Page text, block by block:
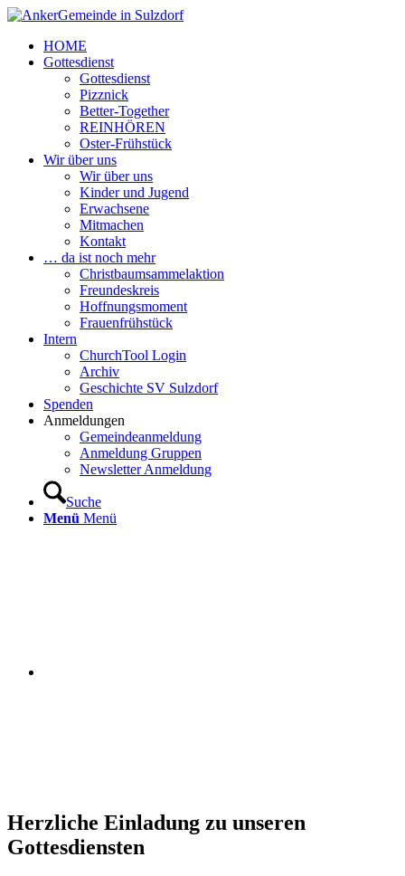
HOME
Gottesdienst
Gottesdienst
Pizznick
Better-Together
REINHÖREN
Oster-Frühstück
Wir über uns
Wir über uns
Kinder und Jugend
Erwachsene
Mitmachen
Kontakt
… da ist noch mehr
Christbaumsammelaktion
Freundeskreis
Hoffnungsmoment
Frauenfrühstück
Intern
ChurchTool Login
Archiv
Geschichte SV Sulzdorf
Spenden
Anmeldungen
Gemeindeanmeldung
Anmeldung Gruppen
Newsletter Anmeldung
Suche
Menü Menü
Herzliche Einladung zu unseren
Gottesdiensten